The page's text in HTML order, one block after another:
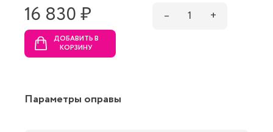
16 830 ₷ – 1 +
ДОБАВИТЬ В
КОРЗИНУ
Параметры оправы